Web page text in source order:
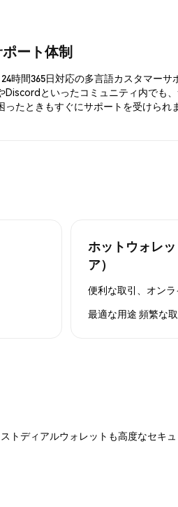
ート体制
時間365日対応の多言語カスタマーサ
Discordといったコミュニティ内でも
ったときもすぐにサポートを受けられ
ホットウォレ
ア）
便利な取引、オンラ
最適な用途 頻繁な
ディアルウォレットも高度なセキュ